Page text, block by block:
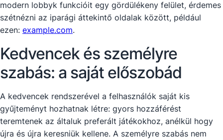
modern lobbyk funkcióit egy gördülékeny felület, érdemes
szétnézni az iparági áttekintő oldalak között, például
ezen: example.com.
Kedvencek és személyre
szabás: a saját előszobád
A kedvencek rendszerével a felhasználók saját kis
gyűjteményt hozhatnak létre: gyors hozzáférést
teremtenek az általuk preferált játékokhoz, anélkül hogy
újra és újra keresniük kellene. A személyre szabás nem